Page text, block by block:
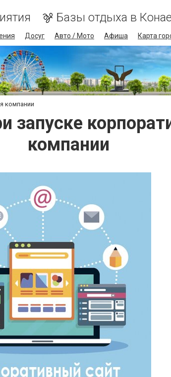
Базы отдыха в
Досуг Авто / Мото Афиша Карта
компании
запуске
компании